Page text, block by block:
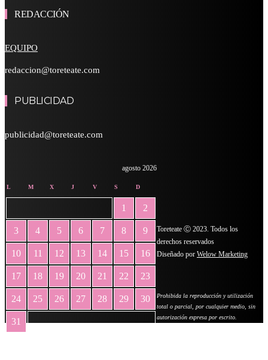
REDACCIÓN
EQUIPO
redaccion@toreteate.com
PUBLICIDAD
publicidad@toreteate.com
agosto 2026
L M X J V S D
1 2
3 4 5 6 7 8 9
10 11 12 13 14 15 16
17 18 19 20 21 22 23
24 25 26 27 28 29 30
31
Toreteate Ⓒ 2023. Todos los
derechos reservados
Diseñado por Welow Marketing
Prohibida la reproducción y utilización
total o parcial, por cualquier medio, sin
autorización expresa por escrito.